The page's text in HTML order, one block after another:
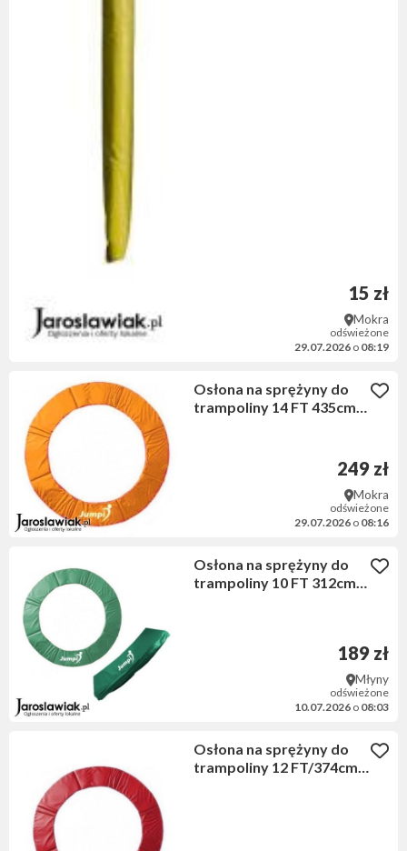
15 zł
Mokra
odświeżone
29.07.2026 o 08:19
Osłona na sprężyny do
trampoliny 14 FT 435cm
249 zł
Mokra
odświeżone
29.07.2026 o 08:16
Osłona na sprężyny do
trampoliny 10 FT 312cm
189 zł
Młyny
odświeżone
10.07.2026 o 08:03
Osłona na sprężyny do
trampoliny 12 FT/374cm